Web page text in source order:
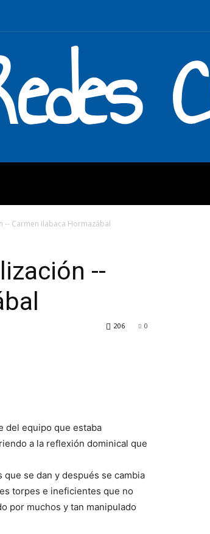
Carmen Ilabaca Hormazábal
--
0
206
del equipo que estaba
a la reflexión dominical que
se dan y después se cambia
torpes e ineficientes que no
por muchos y tan manipulado